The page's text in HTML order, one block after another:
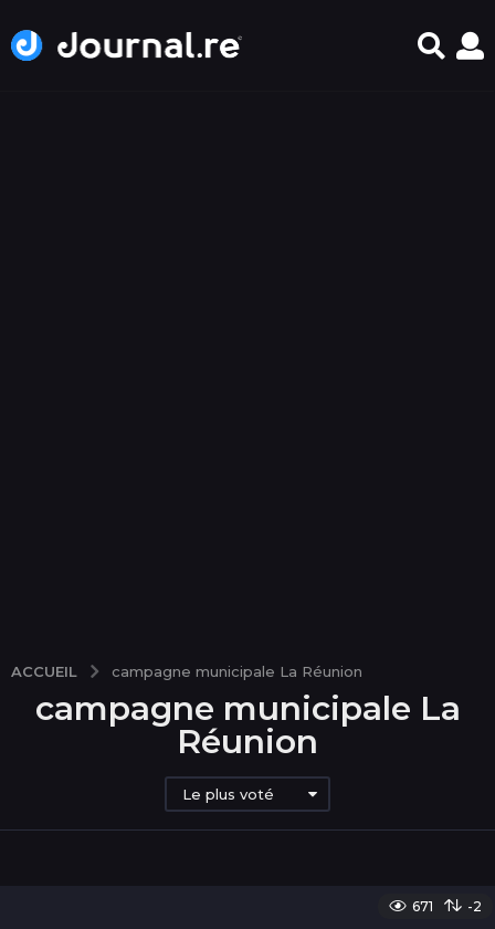
ACCUEIL campagne municipale La Réunion
campagne municipale La
Réunion
Le plus voté
671 -2